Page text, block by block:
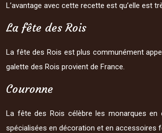
L’avantage avec cette recette est qu’elle est
La fête des Rois
La fête des Rois est plus communément
galette des Rois provient de France.
Couronne
La fête des Rois célèbre les monarques
spécialisées en décoration et en accessoires